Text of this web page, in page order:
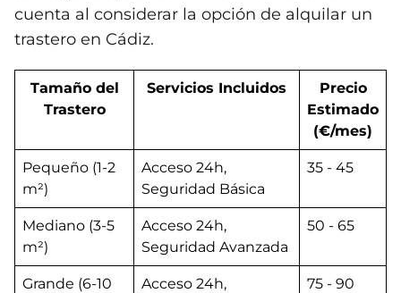
cuenta al considerar la opción de alquilar un
trastero en Cádiz.
Tamaño del
Trastero
Servicios Incluidos
Precio
Estimado
(€/mes)
Pequeño (1-2
m²)
Acceso 24h,
Seguridad Básica
35 - 45
Mediano (3-5
m²)
Acceso 24h,
Seguridad Avanzada
50 - 65
Grande (6-10
Acceso 24h,
75 - 90